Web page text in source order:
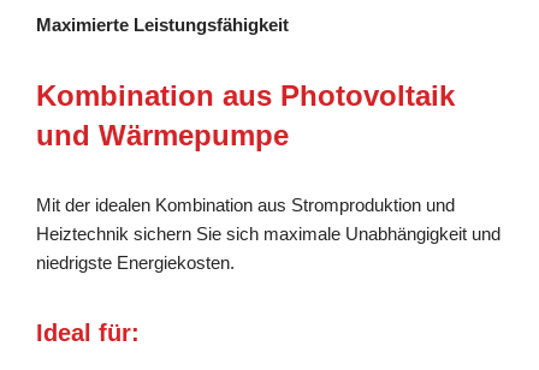
Maximierte Leistungsfähigkeit
Kombination aus Photovoltaik
und Wärmepumpe
Mit der idealen Kombination aus Stromproduktion und
Heiztechnik sichern Sie sich maximale Unabhängigkeit und
niedrigste Energiekosten.
Ideal für: